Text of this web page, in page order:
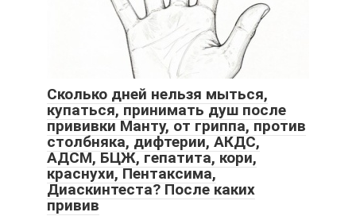
Сколько дней нельзя мыться,
купаться, принимать душ после
прививки Манту, от гриппа, против
столбняка, дифтерии, АКДС,
АДСМ, БЦЖ, гепатита, кори,
краснухи, Пентаксима,
Диаскинтеста? После каких
привив